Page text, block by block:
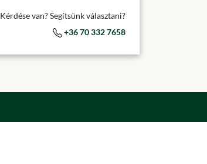
Kérdése van? Segítsünk választani?
+36 70 332 7658